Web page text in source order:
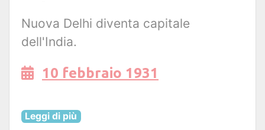
Nuova Delhi diventa capitale
dell'India.
10 febbraio 1931
Leggi di più